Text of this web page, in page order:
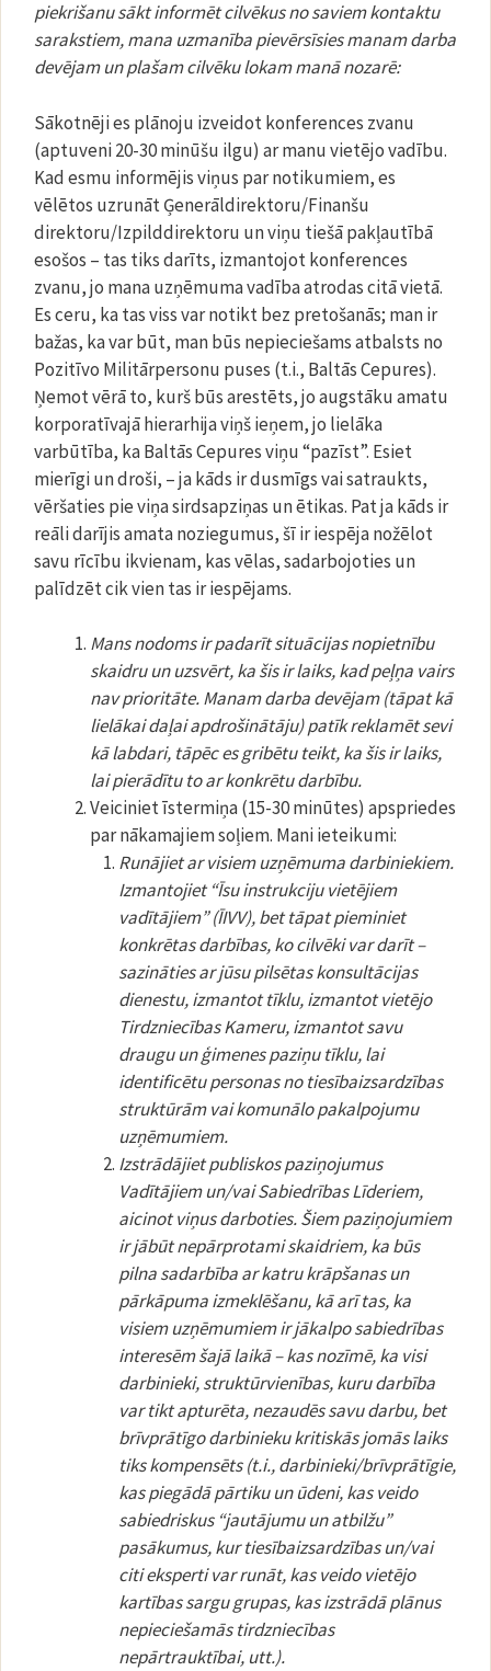
piekrišanu sākt informēt cilvēkus no saviem kontaktu
sarakstiem, mana uzmanība pievērsīsies manam darba
devējam un plašam cilvēku lokam manā nozarē:
Sākotnēji es plānoju izveidot konferences zvanu
(aptuveni 20-30 minūšu ilgu) ar manu vietējo vadību.
Kad esmu informējis viņus par notikumiem, es
vēlētos uzrunāt Ģenerāldirektoru/Finanšu
direktoru/Izpilddirektoru un viņu tiešā pakļautībā
esošos – tas tiks darīts, izmantojot konferences
zvanu, jo mana uzņēmuma vadība atrodas citā vietā.
Es ceru, ka tas viss var notikt bez pretošanās; man ir
bažas, ka var būt, man būs nepieciešams atbalsts no
Pozitīvo Militārpersonu puses (t.i., Baltās Cepures).
Ņemot vērā to, kurš būs arestēts, jo augstāku amatu
korporatīvajā hierarhija viņš ieņem, jo lielāka
varbūtība, ka Baltās Cepures viņu “pazīst”. Esiet
mierīgi un droši, – ja kāds ir dusmīgs vai satraukts,
vēršaties pie viņa sirdsapziņas un ētikas. Pat ja kāds ir
reāli darījis amata noziegumus, šī ir iespēja nožēlot
savu rīcību ikvienam, kas vēlas, sadarbojoties un
palīdzēt cik vien tas ir iespējams.
Mans nodoms ir padarīt situācijas nopietnību
skaidru un uzsvērt, ka šis ir laiks, kad peļņa vairs
nav prioritāte.Manam darba devējam(tāpat kā
lielākai daļai apdrošinātāju)patīk reklamēt sevi
kā labdari, tāpēc es gribētu teikt, ka šis ir laiks,
lai pierādītu to ar konkrētu darbību.
Veiciniet īstermiņa (15-30 minūtes) apspriedes
par nākamajiem soļiem. Mani ieteikumi:
Runājiet ar visiem uzņēmuma darbiniekiem.
Izmantojiet “Īsu instrukciju vietējiem
vadītājiem” (ĪIVV), bet tāpat pieminiet
konkrētas darbības, ko cilvēki var darīt –
sazināties ar jūsu pilsētas konsultācijas
dienestu, izmantot tīklu, izmantot vietējo
Tirdzniecības Kameru, izmantot savu
draugu un ģimenes paziņu tīklu, lai
identificētu personas no tiesībaizsardzības
struktūrām vai komunālo pakalpojumu
uzņēmumiem.
Izstrādājiet publiskos paziņojumus
Vadītājiem un/vai Sabiedrības Līderiem,
aicinot viņus darboties. Šiem paziņojumiem
ir jābūt nepārprotami skaidriem, ka būs
pilna sadarbība ar katru krāpšanas un
pārkāpuma izmeklēšanu, kā arī tas, ka
visiem uzņēmumiem ir jākalpo sabiedrības
interesēm šajā laikā – kas nozīmē, ka visi
darbinieki, struktūrvienības, kuru darbība
var tikt apturēta, nezaudēs savu darbu, bet
brīvprātīgo darbinieku kritiskās jomās laiks
tiks kompensēts (t.i., darbinieki/brīvprātīgie,
kas piegādā pārtiku un ūdeni, kas veido
sabiedriskus “jautājumu un atbilžu”
pasākumus, kur tiesībaizsardzības un/vai
citi eksperti var runāt, kas veido vietējo
kartības sargu grupas, kas izstrādā plānus
nepieciešamās tirdzniecības
nepārtrauktībai, utt.).